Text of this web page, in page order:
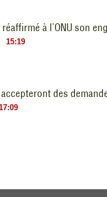
à l’ONU son
15:19
des